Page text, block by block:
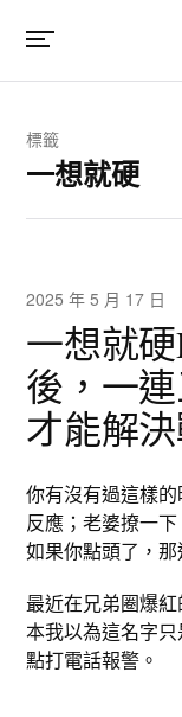
標籤
一想就硬
2025 年 5 月 17 日
一想就
後，一
才能解決
你有沒有過這樣
反應；老婆撩一
如果你點頭了，
最近在兄弟圈爆
本我以為這名字
點打電話報警。